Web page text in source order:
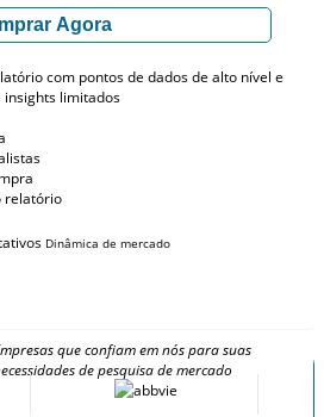
Agora
com pontos de dados de alto nível e
limitados
relatório
Dinâmica de mercado
que confiam em nós para suas
de pesquisa de mercado